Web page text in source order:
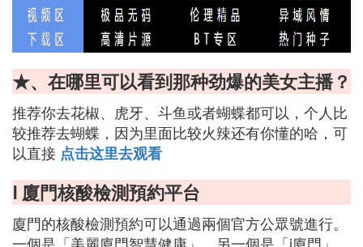
★、在哪里可以看到那种劲爆的美女主播？
推荐你去花椒、虎牙、斗鱼或者蝴蝶都可以，个人比
较推荐去蝴蝶，因为里面比较火辣还有你懂的哈，可
以直接 点击这里去观看
Ⅰ 廈門核酸檢測預約平台
廈門的核酸檢測預約可以通過兩個官方公眾號進行。